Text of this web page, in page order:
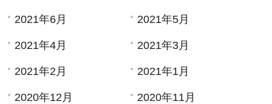
2021年6月 2021年5月
2021年4月 2021年3月
2021年2月 2021年1月
2020年12月 2020年11月